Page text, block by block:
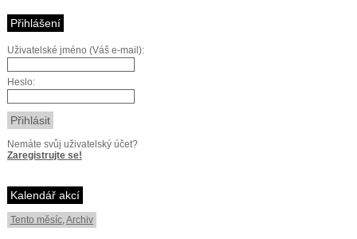
Přihlášení
Uživatelské jméno (Váš e-mail):
Heslo:
Nemáte svůj uživatelský účet?
Zaregistrujte se!
Kalendář akcí
Tento měsíc,Archiv